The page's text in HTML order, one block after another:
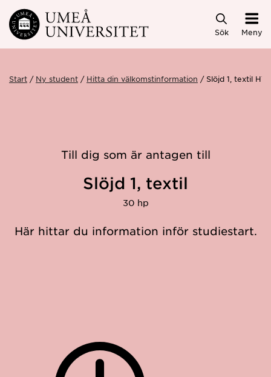
Hoppa direkt till innehållet
Sök Meny
Start Ny student Hitta din välkomstinformation Slöjd 1, textil
Till dig som är antagen till
Slöjd 1, textil
30 hp
Här hittar du information inför studiestart.